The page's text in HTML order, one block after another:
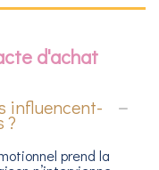
d'achat
influencent-
?
prend la